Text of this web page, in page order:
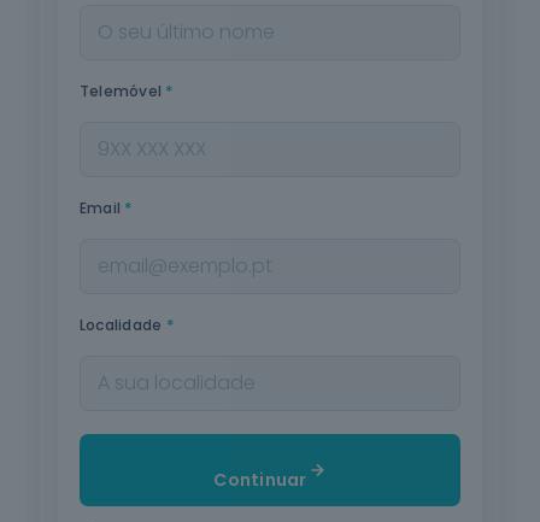
Telemóvel *
Email *
Localidade *
Continuar